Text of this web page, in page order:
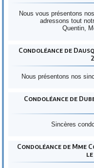
Nous vous présentons
adressons tout
Quentin,
Condoléance de
Nous présentons nos
Condoléance de
Sincères
Condoléance de Mme
le